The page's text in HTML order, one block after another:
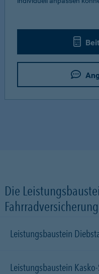
Die
Leistungsbaustein
Leistungsbaustein